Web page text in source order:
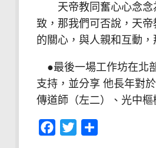
天帝教同奮心心念念
致，那我們可否說，天
的關心，與人親和互動
●最後一場工作坊在北
支持，並分享 他長年對
傳道師（左二）、光中樞
Facebook
Twitter